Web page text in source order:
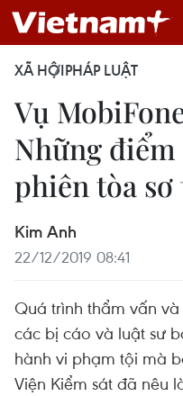
XÃ HỘIPHÁP LUẬT
Vụ
Những
phiên tòa sơ
Kim Anh
22/12/2019 08:41
Quá trình thẩm vấn
các bị cáo và luật sư
hành vi phạm tội mà
Viện Kiểm sát đã nêu